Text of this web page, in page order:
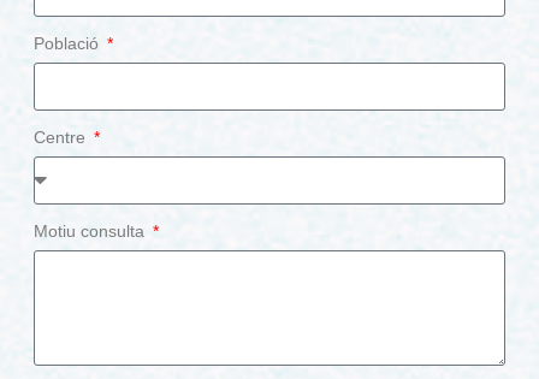
Població
Centre
Motiu consulta